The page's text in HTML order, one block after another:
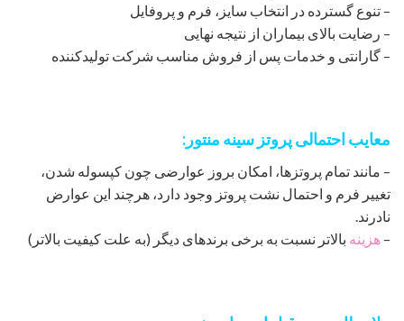
– تنوع گسترده در انتخاب سایز، فرم و پروفایل
– رضایت بالای بیماران از نتیجه نهایی
– گارانتی و خدمات پس از فروش مناسب شرکت تولیدکننده
معایب احتمالی پروتز سینه منتور:
– مانند تمام پروتزها، امکان بروز عوارضی چون کپسوله شدن،
تغییر فرم و احتمال نشت پروتز وجود دارد، هرچند این عوارض
نادرند.
– هزینه بالاتر نسبت به برخی برندهای دیگر (به علت کیفیت بالاتر)